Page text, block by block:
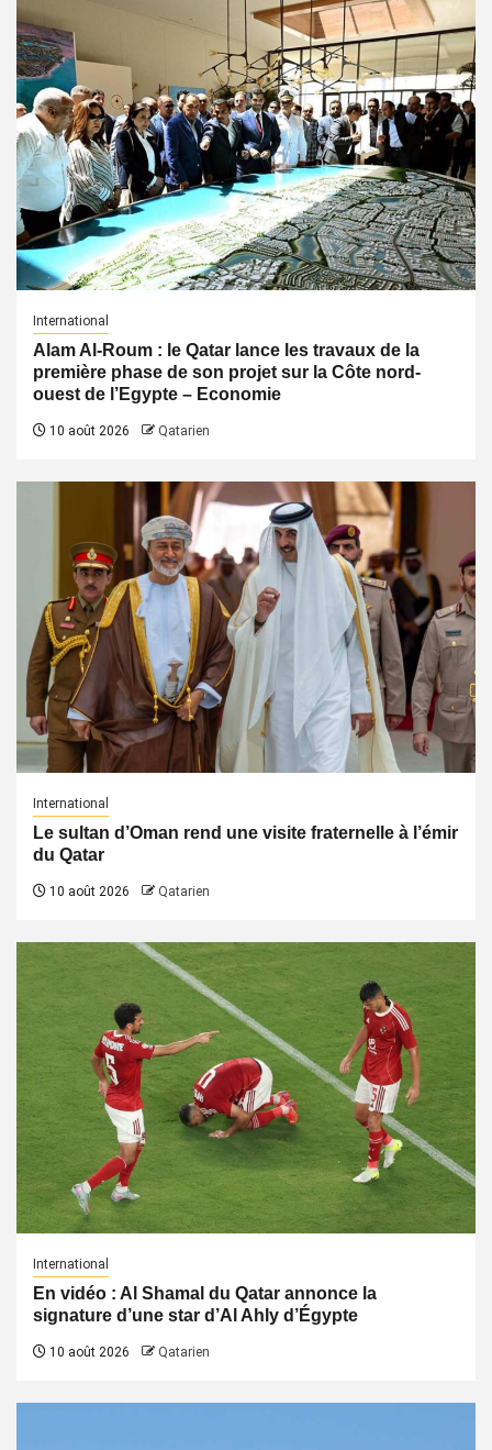
International
Alam Al-Roum : le Qatar lance les travaux de la
première phase de son projet sur la Côte nord-
ouest de l’Egypte – Economie
10 août 2026 Qatarien
International
Le sultan d’Oman rend une visite fraternelle à l’émir
du Qatar
10 août 2026 Qatarien
International
En vidéo : Al Shamal du Qatar annonce la
signature d’une star d’Al Ahly d’Égypte
10 août 2026 Qatarien